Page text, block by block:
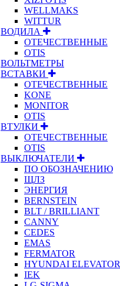
WELLMAKS
WITTUR
ВОДИЛА
ОТЕЧЕСТВЕННЫЕ
OTIS
ВОЛЬТМЕТРЫ
ВСТАВКИ
ОТЕЧЕСТВЕННЫЕ
KONE
MONITOR
OTIS
ВТУЛКИ
ОТЕЧЕСТВЕННЫЕ
OTIS
ВЫКЛЮЧАТЕЛИ
ПО ОБОЗНАЧЕНИЮ
ЩЛЗ
ЭНЕРГИЯ
BERNSTEIN
BLT / BRILLIANT
CANNY
CEDES
EMAS
FERMATOR
HYUNDAI ELEVATOR
IEK